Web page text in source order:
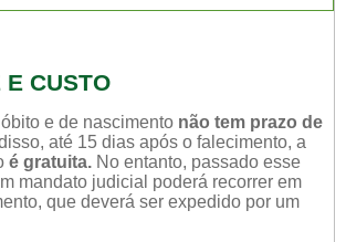
E CUSTO
e de nascimento não tem prazo de
até 15 dias após o falecimento, a
é gratuita. No entanto, passado esse
mandato judicial poderá recorrer em
que deverá ser expedido por um